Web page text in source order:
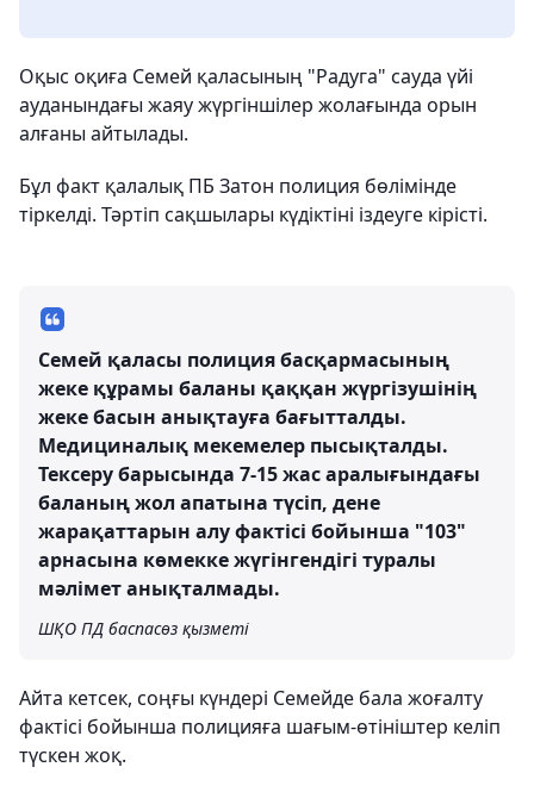
Оқыс оқиға Семей қаласының "Радуга" сауда үйі
ауданындағы жаяу жүргіншілер жолағында орын
алғаны айтылады.
Бұл факт қалалық ПБ Затон полиция бөлімінде
тіркелді. Тәртіп сақшылары күдіктіні іздеуге кірісті.
Семей қаласы полиция басқармасының
жеке құрамы баланы қаққан жүргізушінің
жеке басын анықтауға бағытталды.
Медициналық мекемелер пысықталды.
Тексеру барысында 7-15 жас аралығындағы
баланың жол апатына түсіп, дене
жарақаттарын алу фактісі бойынша "103"
арнасына көмекке жүгінгендігі туралы
мәлімет анықталмады.
ШҚО ПД баспасөз қызметі
Айта кетсек, соңғы күндері Семейде бала жоғалту
фактісі бойынша полицияға шағым-өтініштер келіп
түскен жоқ.